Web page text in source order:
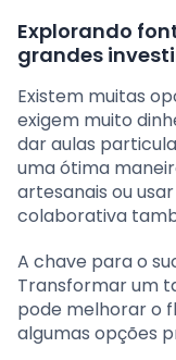
Explorando
grandes
Existem muitas
exigem muito
dar aulas
uma ótima
artesanais ou
colaborativa
A chave para o
Transformar um
pode melhorar o
algumas opções